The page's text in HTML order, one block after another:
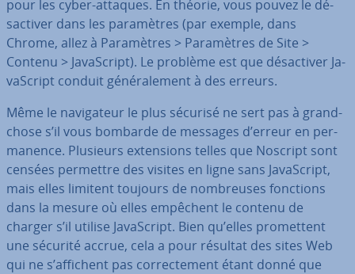
pour les cyber-attaques. En théorie, vous pouvez le dé­
sac­ti­ver dans les pa­ra­mètres (par exemple, dans
Chrome, allez à Pa­ra­mètres > Pa­ra­mètres de Site >
Contenu > Ja­vaS­cript). Le problème est que dé­sac­ti­ver Ja­
vaS­cript conduit gé­né­ra­le­ment à des erreurs.
Même le na­vi­ga­teur le plus sécurisé ne sert pas à grand-
chose s’il vous bombarde de messages d’erreur en per­
ma­nence. Plusieurs ex­ten­sions telles que Noscript sont
censées permettre des visites en ligne sans Ja­vaS­cript,
mais elles limitent toujours de nom­breuses fonctions
dans la mesure où elles empêchent le contenu de
charger s’il utilise Ja­vaS­cript. Bien qu’elles pro­met­tent
une sécurité accrue, cela a pour résultat des sites Web
qui ne s’affichent pas cor­rec­te­ment étant donné que